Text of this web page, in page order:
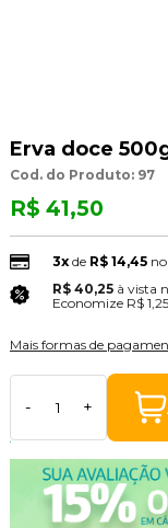
Erva doce
Cod. do Produto: 97
R$ 41,50
3xde R$ 14,45
R$ 40,25 à vista
Economize R$ 1,25
Mais formas de
- +